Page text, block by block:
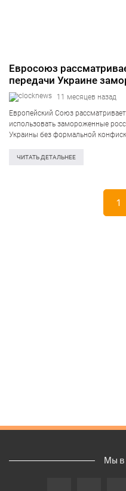
Евросоюз
передачи Украине
11 месяцев назад
Европейский Союз
использовать замороженные
Украины без формальной
миллиарды евро в виде
ЧИТАТЬ ДЕТАЛЬНЕЕ
1
Мы в